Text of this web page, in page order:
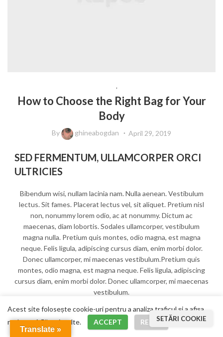
How to Choose the Right Bag for Your
Body
By ghineabogdan April 29, 2019
SED FERMENTUM, ULLAMCORPER ORCI
ULTRICIES
Bibendum wisi, nullam lacinia nam. Nulla aenean. Vestibulum
lectus. Sit fames. Placerat lectus vel, sit aliquet. Pretium nisl
non, nonummy lorem odio, ac at nonummy. Dictum ac
maecenas, diam lobortis. Sodales ullamcorper, vestibulum
magna nulla. Pretium quis montes, odio magna, est magna
neque. Felis ligula, adipiscing cursus diam, enim morbi dolor.
Donec ullamcorper, mi maecenas vestibulum.Pretium quis
montes, odio magna, est magna neque. Felis ligula, adipiscing
cursus diam, enim morbi dolor. Donec ullamcorper, mi maecenas
vestibulum.
SED FERMENTUM, ULLAMCORPER ORCI
Menu
Translate »
Acest site folosește cookie-uri pentru a analiza traficul și a afișa
reclame.Află mai multe. ACCEPT REFUZSETĂRI COOKIE